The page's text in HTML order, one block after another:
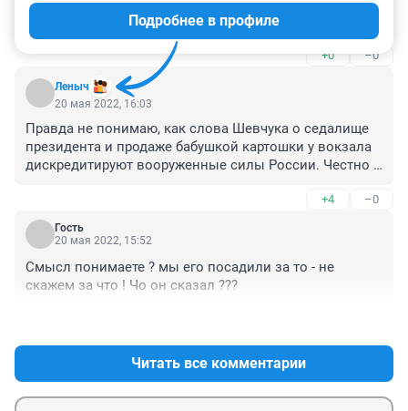
+0 –0
Леныч
Подробнее в профиле
20 мая 2022, 16:03
Правда не понимаю, как слова Шевчука о седалище
президента и продаже бабушкой картошки у вокзала
дискредитируют вооруженные силы России. Честно
+4 –0
Гость
20 мая 2022, 15:52
Смысл понимаете ? мы его посадили за то - не
скажем за что ! Чо он сказал ???
Читать все комментарии